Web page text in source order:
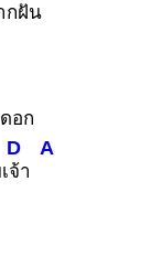
กฝัน
อก
D
จ้า
A